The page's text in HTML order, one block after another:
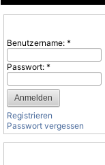
Benutzername: *
Passwort: *
Registrieren
Passwort vergessen